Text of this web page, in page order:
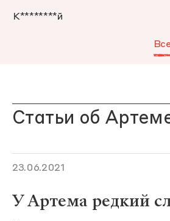
К********й
Статьи об
23.06.2021
У Артема редкий